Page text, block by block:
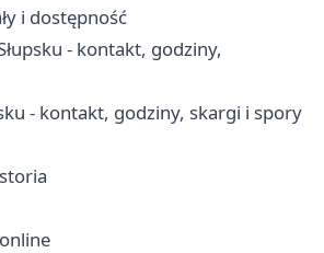
i dostępność
- kontakt, godziny,
- kontakt, godziny, skargi i spory